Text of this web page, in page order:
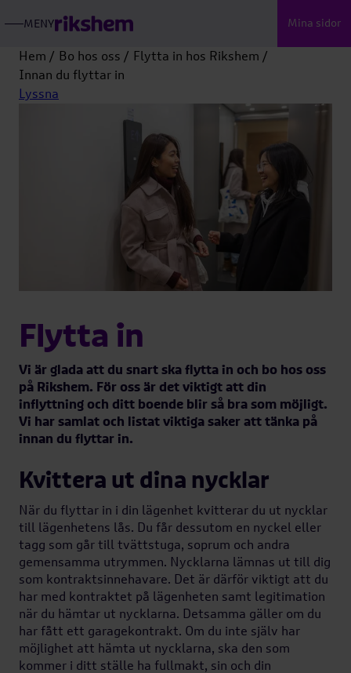
MENY
ÖPPNA
HUVUDMENY
Innan du flyttar in
När du flyttar in
Flytta in tidigare
Nycklar & lås
Mina sidor
Hem Bo hos oss
Flytta in hos Rikshem
Innan du flyttar in
Lyssna
Flytta in
Vi är glada att du snart ska flytta in och bo hos oss
på Rikshem. För oss är det viktigt att din
inflyttning och ditt boende blir så bra som möjligt.
Vi har samlat och listat viktiga saker att tänka på
innan du flyttar in.
Kvittera ut dina nycklar
När du flyttar in i din lägenhet kvitterar du ut nycklar
till lägenhetens lås. Du får dessutom en nyckel eller
tagg som går till tvättstuga, soprum och andra
gemensamma utrymmen. Nycklarna lämnas ut till dig
som kontraktsinnehavare. Det är därför viktigt att du
har med kontraktet på lägenheten samt legitimation
när du hämtar ut nycklarna. Detsamma gäller om du
har fått ett garagekontrakt. Om du inte själv har
möjlighet att hämta ut nycklarna, ska den som
kommer i ditt ställe ha fullmakt, sin och din